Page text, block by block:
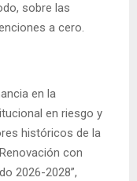
sobre las
a cero.
en la
en riesgo y
históricos de la
con
2026-2028”,